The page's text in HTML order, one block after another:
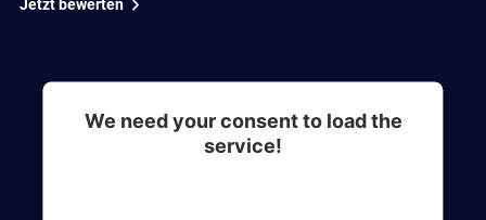
Jetzt bewerten
We need your consent to load the
service!